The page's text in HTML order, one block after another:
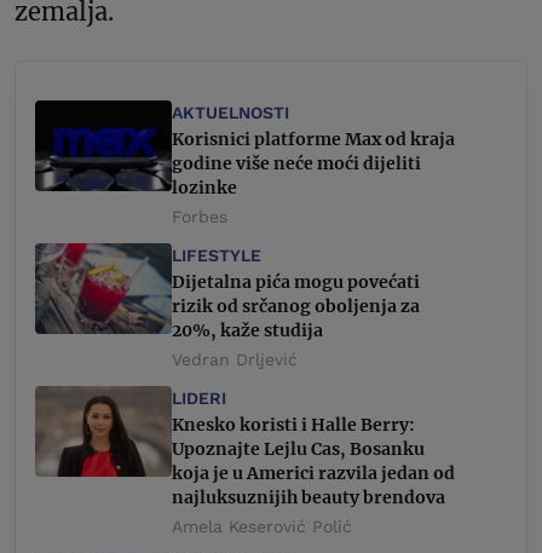
zemalja.
AKTUELNOSTI
Korisnici platforme Max od kraja
godine više neće moći dijeliti
lozinke
Forbes
LIFESTYLE
Dijetalna pića mogu povećati
rizik od srčanog oboljenja za
20%, kaže studija
Vedran Drljević
LIDERI
Knesko koristi i Halle Berry:
Upoznajte Lejlu Cas, Bosanku
koja je u Americi razvila jedan od
najluksuznijih beauty brendova
Amela Keserović Polić